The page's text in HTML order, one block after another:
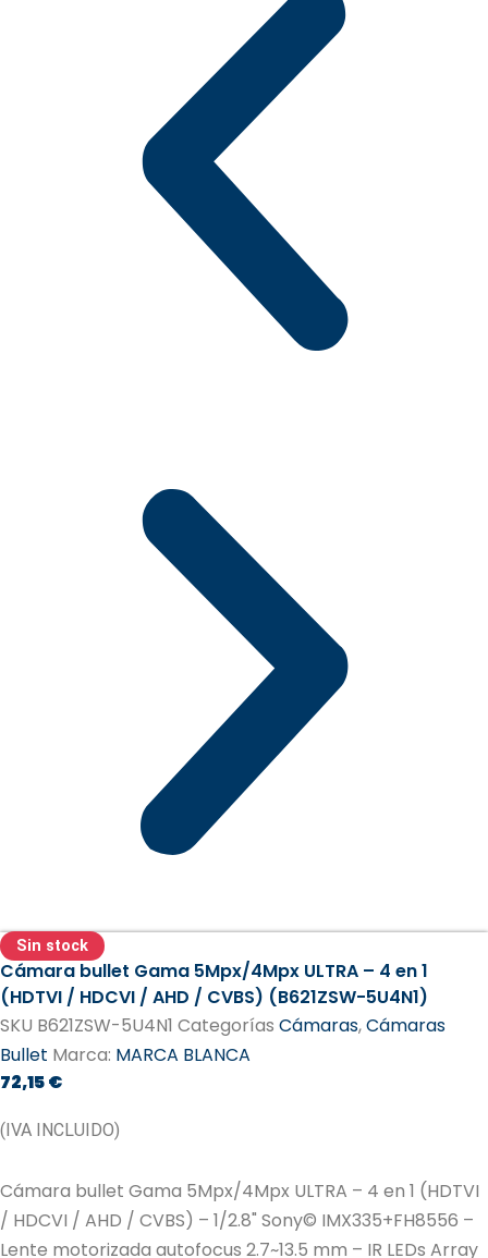
Sin stock
Cámara bullet Gama 5Mpx/4Mpx ULTRA – 4 en 1
(HDTVI / HDCVI / AHD / CVBS) (B621ZSW-5U4N1)
SKU B621ZSW-5U4N1 Categorías Cámaras,Cámaras
Bullet Marca: MARCA BLANCA
72,15€
(IVA INCLUIDO)
Cámara bullet Gama 5Mpx/4Mpx ULTRA – 4 en 1 (HDTVI
/ HDCVI / AHD / CVBS) – 1/2.8" Sony© IMX335+FH8556 –
Lente motorizada autofocus 2.7~13.5 mm – IR LEDs Array